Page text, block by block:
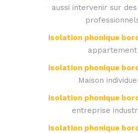
aussi intervenir sur
isolation phonique
appartement
isolation phonique
Maison
isolation phonique
entreprise
isolation phonique